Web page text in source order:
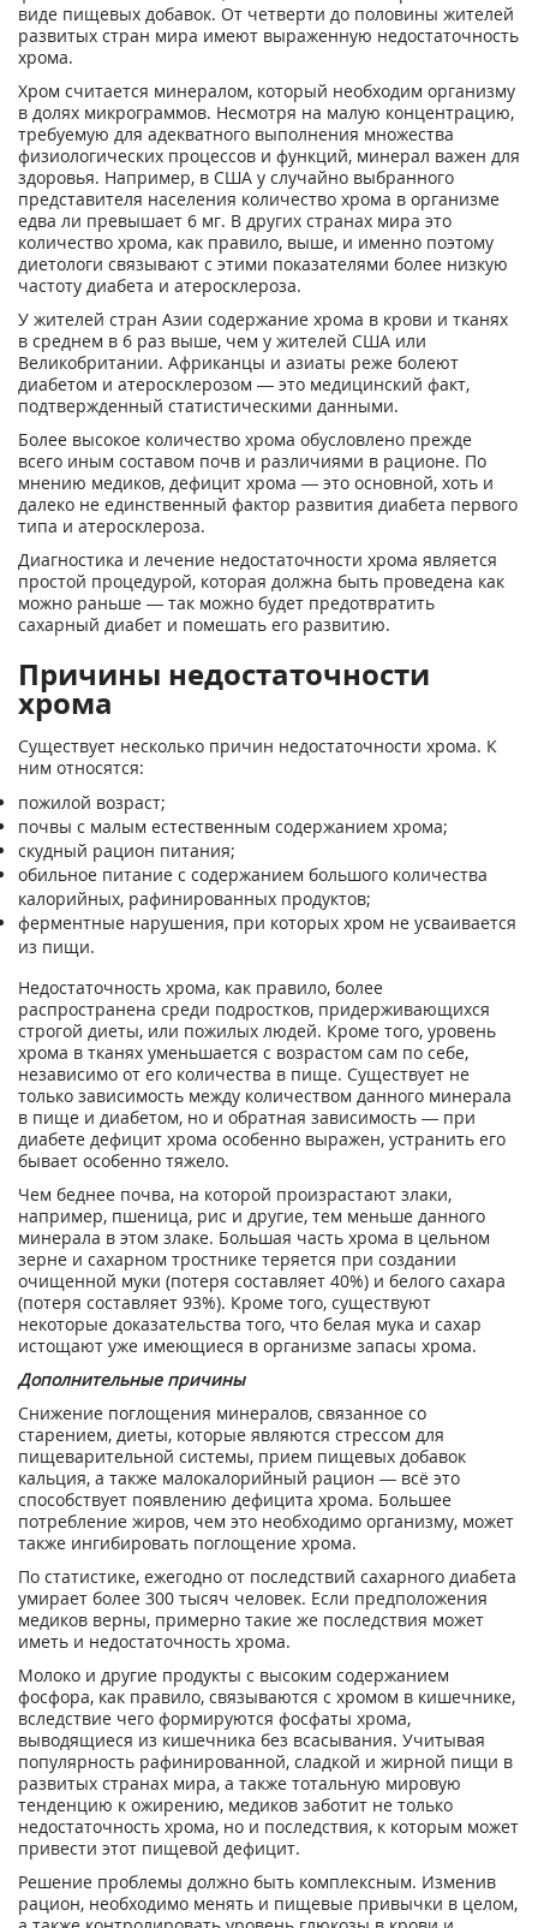
виде пищевых добавок. От четверти до половины жителей
развитых стран мира имеют выраженную недостаточность
хрома.
Хром считается минералом, который необходим организму
в долях микрограммов. Несмотря на малую концентрацию,
требуемую для адекватного выполнения множества
физиологических процессов и функций, минерал важен для
здоровья. Например, в США у случайно выбранного
представителя населения количество хрома в организме
едва ли превышает 6 мг. В других странах мира это
количество хрома, как правило, выше, и именно поэтому
диетологи связывают с этими показателями более низкую
частоту диабета и атеросклероза.
У жителей стран Азии содержание хрома в крови и тканях
в среднем в 6 раз выше, чем у жителей США или
Великобритании. Африканцы и азиаты реже болеют
диабетом и атеросклерозом — это медицинский факт,
подтвержденный статистическими данными.
Более высокое количество хрома обусловлено прежде
всего иным составом почв и различиями в рационе. По
мнению медиков, дефицит хрома — это основной, хоть и
далеко не единственный фактор развития диабета первого
типа и атеросклероза.
Диагностика и лечение недостаточности хрома является
простой процедурой, которая должна быть проведена как
можно раньше — так можно будет предотвратить
сахарный диабет и помешать его развитию.
Причины недостаточности
хрома
Существует несколько причин недостаточности хрома. К
ним относятся:
пожилой возраст;
почвы с малым естественным содержанием хрома;
скудный рацион питания;
обильное питание с содержанием большого количества
калорийных, рафинированных продуктов;
ферментные нарушения, при которых хром не усваивается
из пищи.
Недостаточность хрома, как правило, более
распространена среди подростков, придерживающихся
строгой диеты, или пожилых людей. Кроме того, уровень
хрома в тканях уменьшается с возрастом сам по себе,
независимо от его количества в пище. Существует не
только зависимость между количеством данного минерала
в пище и диабетом, но и обратная зависимость — при
диабете дефицит хрома особенно выражен, устранить его
бывает особенно тяжело.
Чем беднее почва, на которой произрастают злаки,
например, пшеница, рис и другие, тем меньше данного
минерала в этом злаке. Большая часть хрома в цельном
зерне и сахарном тростнике теряется при создании
очищенной муки (потеря составляет 40%) и белого сахара
(потеря составляет 93%). Кроме того, существуют
некоторые доказательства того, что белая мука и сахар
истощают уже имеющиеся в организме запасы хрома.
Дополнительные причины
Снижение поглощения минералов, связанное со
старением, диеты, которые являются стрессом для
пищеварительной системы, прием пищевых добавок
кальция, а также малокалорийный рацион — всё это
способствует появлению дефицита хрома. Большее
потребление жиров, чем это необходимо организму, может
также ингибировать поглощение хрома.
По статистике, ежегодно от последствий сахарного диабета
умирает более 300 тысяч человек. Если предположения
медиков верны, примерно такие же последствия может
иметь и недостаточность хрома.
Молоко и другие продукты с высоким содержанием
фосфора, как правило, связываются с хромом в кишечнике,
вследствие чего формируются фосфаты хрома,
выводящиеся из кишечника без всасывания. Учитывая
популярность рафинированной, сладкой и жирной пищи в
развитых странах мира, а также тотальную мировую
тенденцию к ожирению, медиков заботит не только
недостаточность хрома, но и последствия, к которым может
привести этот пищевой дефицит.
Решение проблемы должно быть комплексным. Изменив
рацион, необходимо менять и пищевые привычки в целом,